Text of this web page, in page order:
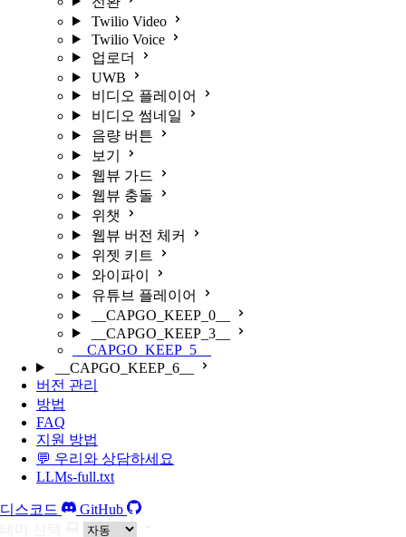
Twilio Video
Twilio Voice
업로더
UWB
비디오 플레이어
비디오 썸네일
음량 버튼
보기
웹뷰 가드
웹뷰 충돌
위챗
웹뷰 버전 체커
위젯 키트
와이파이
유튜브 플레이어
__CAPGO_KEEP_0__
__CAPGO_KEEP_3__
__CAPGO_KEEP_5__
__CAPGO_KEEP_6__
버전 관리
방법
FAQ
지원 방법
💬 우리와 상담하세요
LLMs-full.txt
디스코드
GitHub